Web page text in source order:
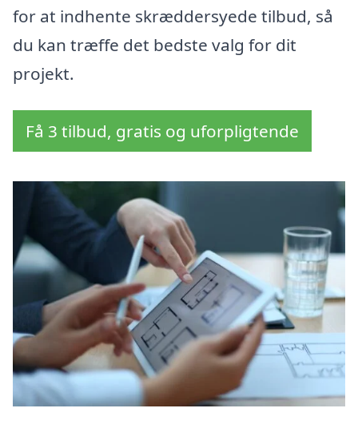
for at indhente skræddersyede tilbud, så
du kan træffe det bedste valg for dit
projekt.
Få 3 tilbud, gratis og uforpligtende